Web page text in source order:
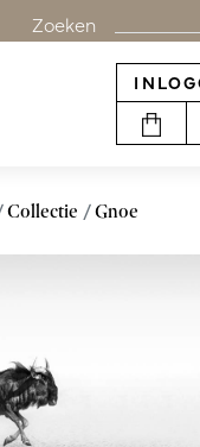
Zoeken
Collectie Gnoe